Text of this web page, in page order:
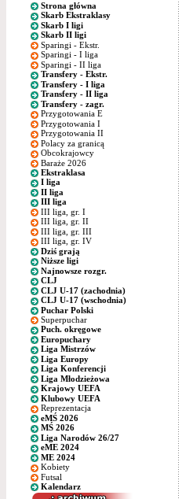
Strona główna
Skarb Ekstraklasy
Skarb I ligi
Skarb II ligi
Sparingi - Ekstr.
Sparingi - I liga
Sparingi - II liga
Transfery - Ekstr.
Transfery - I liga
Transfery - II liga
Transfery - zagr.
Przygotowania E
Przygotowania I
Przygotowania II
Polacy za granicą
Obcokrajowcy
Baraże 2026
Ekstraklasa
I liga
II liga
III liga
III liga, gr. I
III liga, gr. II
III liga, gr. III
III liga, gr. IV
Dziś grają
Niższe ligi
Najnowsze rozgr.
CLJ
CLJ U-17 (zachodnia)
CLJ U-17 (wschodnia)
Puchar Polski
Superpuchar
Puch. okręgowe
Europuchary
Liga Mistrzów
Liga Europy
Liga Konferencji
Liga Młodzieżowa
Krajowy UEFA
Klubowy UEFA
Reprezentacja
eMŚ 2026
MŚ 2026
Liga Narodów 26/27
eME 2024
ME 2024
Kobiety
Futsal
Kalendarz